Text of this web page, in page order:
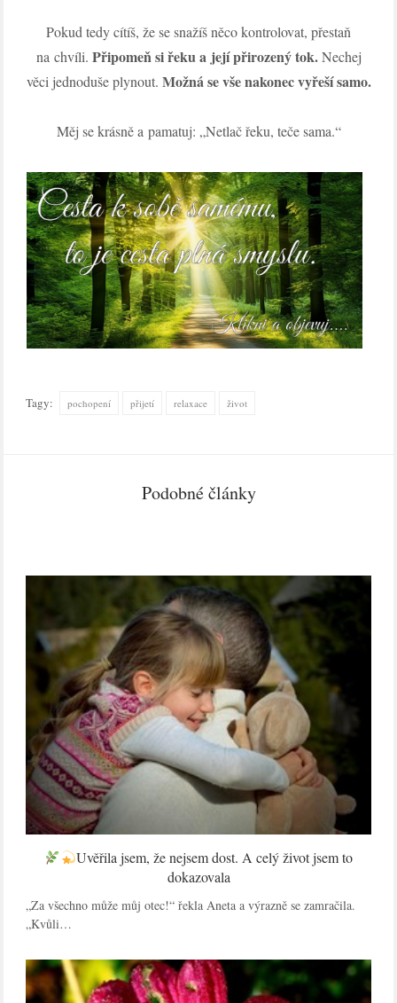
Pokud tedy cítíš, že se snažíš něco kontrolovat, přestaň
na chvíli. Připomeň si řeku a její přirozený tok.Nechej
věci jednoduše plynout. Možná se vše nakonec vyřeší samo.
Měj se krásně a pamatuj: „Netlač řeku, teče sama.“
Tagy: pochopení přijetí relaxace život
Podobné články
Uvěřila jsem, že nejsem dost. A celý život jsem to
dokazovala
„Za všechno může můj otec!“ řekla Aneta a výrazně se zamračila.
„Kvůli…